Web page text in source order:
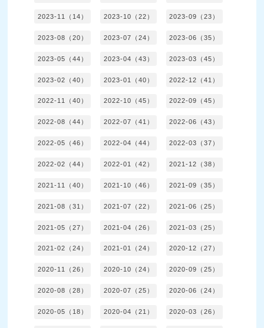
2023-11（14） 2023-10（22） 2023-09（23）
2023-08（20） 2023-07（24） 2023-06（35）
2023-05（44） 2023-04（43） 2023-03（45）
2023-02（40） 2023-01（40） 2022-12（41）
2022-11（40） 2022-10（45） 2022-09（45）
2022-08（44） 2022-07（41） 2022-06（43）
2022-05（46） 2022-04（44） 2022-03（37）
2022-02（44） 2022-01（42） 2021-12（38）
2021-11（40） 2021-10（46） 2021-09（35）
2021-08（31） 2021-07（22） 2021-06（25）
2021-05（27） 2021-04（26） 2021-03（25）
2021-02（24） 2021-01（24） 2020-12（27）
2020-11（26） 2020-10（24） 2020-09（25）
2020-08（28） 2020-07（25） 2020-06（24）
2020-05（18） 2020-04（21） 2020-03（26）